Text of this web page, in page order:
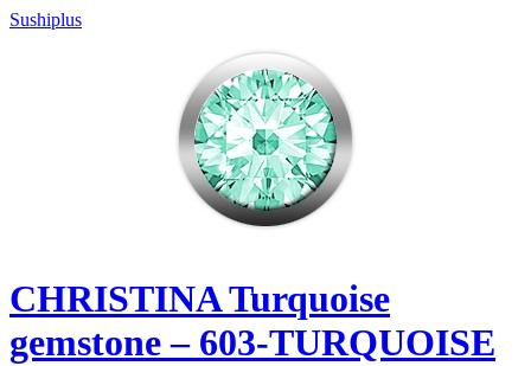
Sushiplus
CHRISTINA Turquoise
gemstone – 603-TURQUOISE